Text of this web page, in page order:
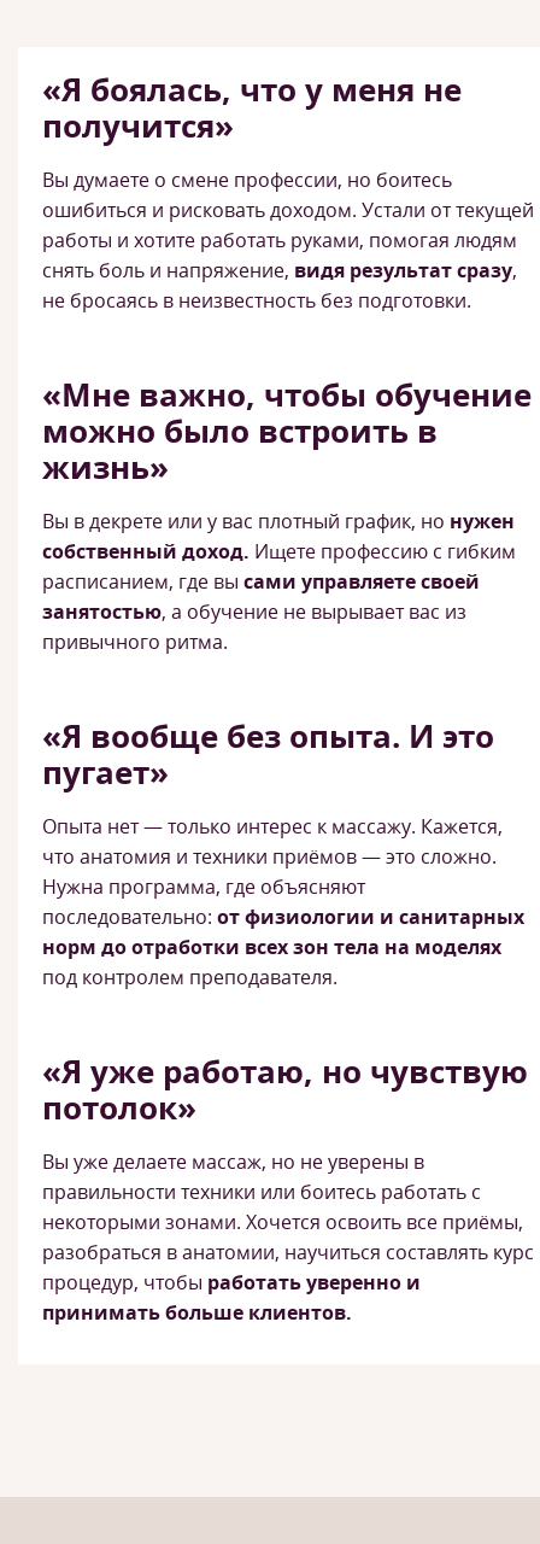
«Я боялась, что у меня не
получится»
Вы думаете о смене профессии, но боитесь
ошибиться и рисковать доходом. Устали от текущей
работы и хотите работать руками, помогая людям
снять боль и напряжение, видя результат сразу,
не бросаясь в неизвестность без подготовки.
«Мне важно, чтобы обучение
можно было встроить в
жизнь»
Вы в декрете или у вас плотный график, но нужен
собственный доход. Ищете профессию с гибким
расписанием, где вы сами управляете своей
занятостью, а обучение не вырывает вас из
привычного ритма.
«Я вообще без опыта. И это
пугает»
Опыта нет — только интерес к массажу. Кажется,
что анатомия и техники приёмов — это сложно.
Нужна программа, где объясняют
последовательно: от физиологии и санитарных
норм до отработки всех зон тела на моделях
под контролем преподавателя.
«Я уже работаю, но чувствую
потолок»
Вы уже делаете массаж, но не уверены в
правильности техники или боитесь работать с
некоторыми зонами. Хочется освоить все приёмы,
разобраться в анатомии, научиться составлять курс
процедур, чтобы работать уверенно и
принимать больше клиентов.